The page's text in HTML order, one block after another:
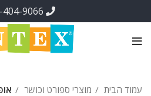
עמוד הבית מוצרי ספורט וכושר